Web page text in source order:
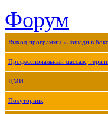
Форум
Выход программы «Лошади в
Профессиональный массаж,
ЦМИ
Полуторник